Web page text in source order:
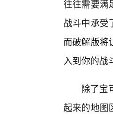
往往需要满
战斗中承受
而破解版将
入到你的战
除了宝
起来的地图